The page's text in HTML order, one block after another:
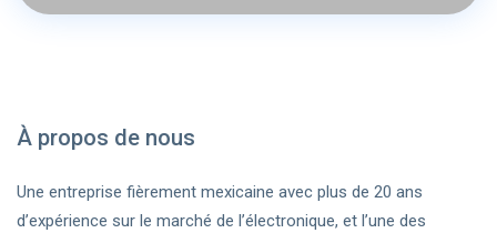
À propos de nous
Une entreprise fièrement mexicaine avec plus de 20 ans
d’expérience sur le marché de l’électronique, et l’une des